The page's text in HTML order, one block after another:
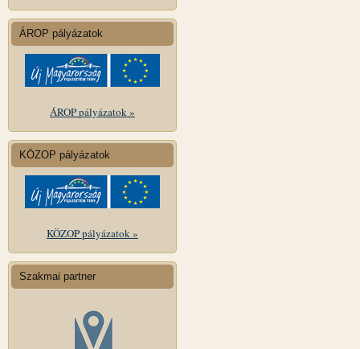
ÁROP pályázatok
ÁROP pályázatok »
KÖZOP pályázatok
KÖZOP pályázatok »
Szakmai partner